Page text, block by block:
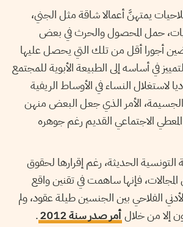
يمتهنَّ أعمالا شاقة مثل الجني،
حمل المحصول والحرث في بعض
أجورا أقل من تلك التي يحصل عليها
في أساسه إلى الطبيعة الأبوية للمجتمع
لاستغلال النساء في الأوساط الريفية
الجسيمة، الأمر الذي جعل البعض منهن
الاجتماعي القديم رغم جوهره
التونسية الحديثة، رغم إقرارها لحقوق
فإنها ساهمت في تقنين واقع
الفلاحي بين الجنسين طيلة عقود، ولم
إلا من خلال أمر صدر سنة 2012 .